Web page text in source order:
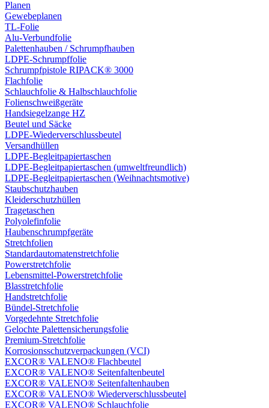
Planen
Gewebeplanen
TL-Folie
Alu-Verbundfolie
Palettenhauben / Schrumpfhauben
LDPE-Schrumpffolie
Schrumpfpistole RIPACK® 3000
Flachfolie
Schlauchfolie & Halbschlauchfolie
Folienschweißgeräte
Handsiegelzange HZ
Beutel und Säcke
LDPE-Wiederverschlussbeutel
Versandhüllen
LDPE-Begleitpapiertaschen
LDPE-Begleitpapiertaschen (umweltfreundlich)
LDPE-Begleitpapiertaschen (Weihnachtsmotive)
Staubschutzhauben
Kleiderschutzhüllen
Tragetaschen
Polyolefinfolie
Haubenschrumpfgeräte
Stretchfolien
Standardautomatenstretchfolie
Powerstretchfolie
Lebensmittel-Powerstretchfolie
Blasstretchfolie
Handstretchfolie
Bündel-Stretchfolie
Vorgedehnte Stretchfolie
Gelochte Palettensicherungsfolie
Premium-Stretchfolie
Korrosionsschutzverpackungen (VCI)
EXCOR® VALENO® Flachbeutel
EXCOR® VALENO® Seitenfaltenbeutel
EXCOR® VALENO® Seitenfaltenhauben
EXCOR® VALENO® Wiederverschlussbeutel
EXCOR® VALENO® Schlauchfolie